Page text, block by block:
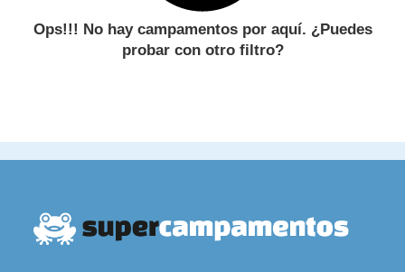
Ops!!! No hay campamentos por aquí. ¿Puedes
probar con otro filtro?